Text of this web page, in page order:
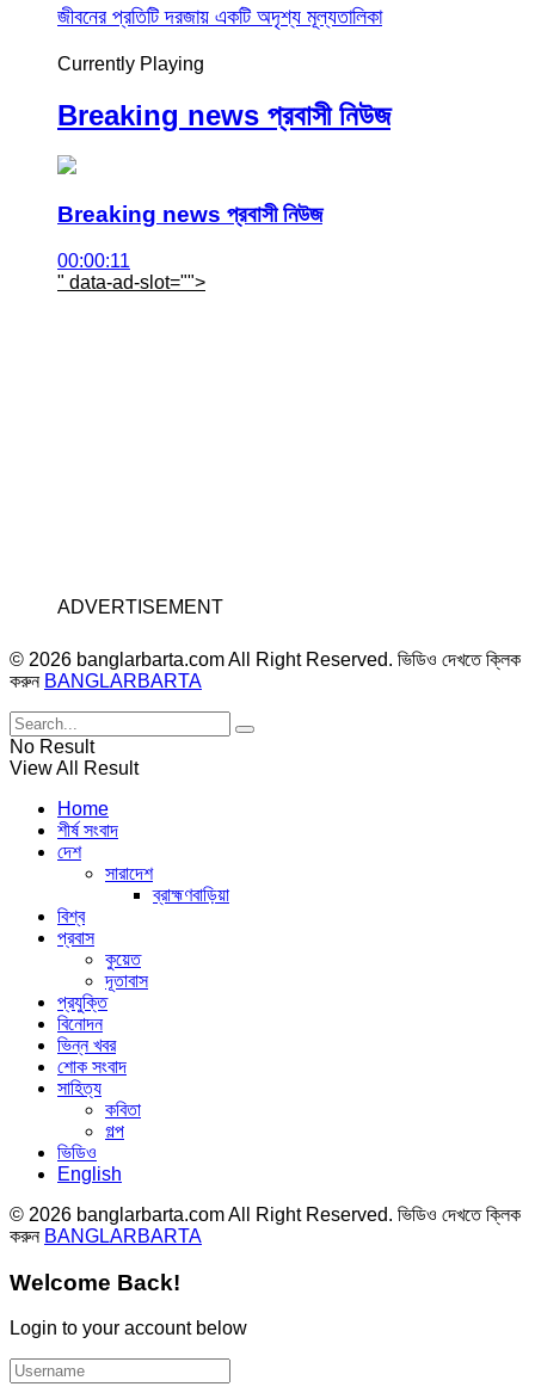
জীবনের প্রতিটি দরজায় একটি অদৃশ্য মূল্যতালিকা
Currently Playing
Breaking news প্রবাসী নিউজ
Breaking news প্রবাসী নিউজ
00:00:11
" data-ad-slot="">
ADVERTISEMENT
© 2026 banglarbarta.com All Right Reserved. ভিডিও দেখতে ক্লিক
করুন BANGLARBARTA
No Result
View All Result
Home
শীর্ষ সংবাদ
দেশ
সারাদেশ
ব্রাহ্মণবাড়িয়া
বিশ্ব
প্রবাস
কুয়েত
দূতাবাস
প্রযুক্তি
বিনোদন
ভিন্ন খবর
শোক সংবাদ
সাহিত্য
কবিতা
গল্প
ভিডিও
English
© 2026 banglarbarta.com All Right Reserved. ভিডিও দেখতে ক্লিক
করুন BANGLARBARTA
Welcome Back!
Login to your account below